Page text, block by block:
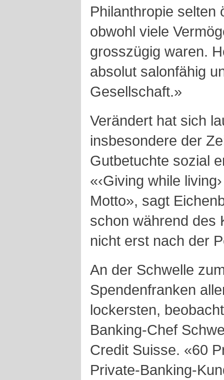
Philanthropie selten
obwohl viele
gross­zügig waren.
absolut salonfähig
Gesellschaft.»
Verändert hat sich
insbesondere der
Gutbetuchte sozial
«‹Giving while
Motto», sagt
schon während des
nicht erst nach der
An der Schwelle
Spendenfranken
lockersten,
Banking-Chef
Credit Suisse. «60
Private-Banking-